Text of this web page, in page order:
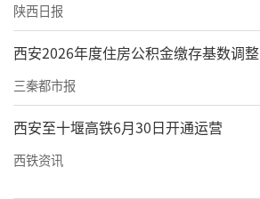
陕西日报
西安2026年度住房公积金缴存基数调整
三秦都市报
西安至十堰高铁6月30日开通运营
西铁资讯